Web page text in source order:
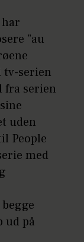
”au
tv-serien
fra serien
uden
People
med
ud på